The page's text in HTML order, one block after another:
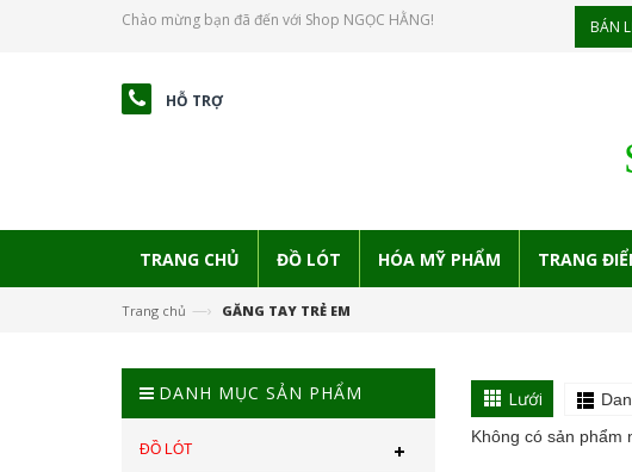
Chào mừng bạn đã đến với Shop NGỌC HẰNG! BÁN
HỖ TRỢ
TRANG CHỦ ĐỒ LÓT HÓA MỸ PHẨM TRANG
Trang chủ —› GĂNG TAY TRẺ EM
Lưới
Không có sản phẩm
DANH MỤC SẢN PHẨM
ĐỒ LÓT